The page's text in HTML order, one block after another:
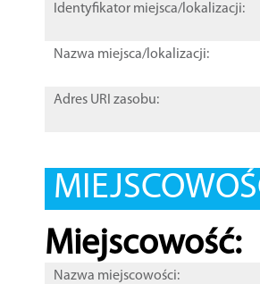
Identyfikator miejsca/lokalizacji:
Nazwa miejsca/lokalizacji:
Adres URI zasobu:
Miejscowość:
Nazwa miejscowości: